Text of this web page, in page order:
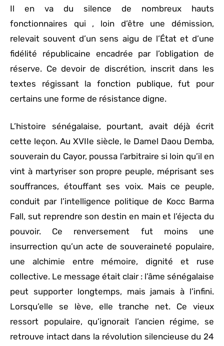
Il en va du silence de nombreux hauts
fonctionnaires qui , loin d’être une démission,
relevait souvent d’un sens aigu de l’État et d’une
fidélité républicaine encadrée par l’obligation de
réserve. Ce devoir de discrétion, inscrit dans les
textes régissant la fonction publique, fut pour
certains une forme de résistance digne.
L’histoire sénégalaise, pourtant, avait déjà écrit
cette leçon. Au XVIIe siècle, le Damel Daou Demba,
souverain du Cayor, poussa l’arbitraire si loin qu’il en
vint à martyriser son propre peuple, méprisant ses
souffrances, étouffant ses voix. Mais ce peuple,
conduit par l’intelligence politique de Kocc Barma
Fall, sut reprendre son destin en main et l’éjecta du
pouvoir. Ce renversement fut moins une
insurrection qu’un acte de souveraineté populaire,
une alchimie entre mémoire, dignité et ruse
collective. Le message était clair : l’âme sénégalaise
peut supporter longtemps, mais jamais à l’infini.
Lorsqu’elle se lève, elle tranche net. Ce vieux
ressort populaire, qu’ignorait l’ancien régime, se
retrouve intact dans la révolution silencieuse du 24